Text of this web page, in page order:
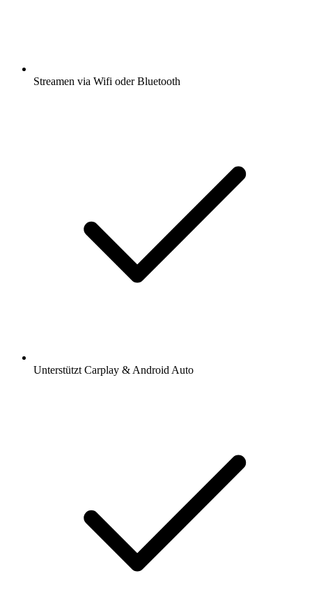
Streamen via Wifi oder Bluetooth
Unterstützt Carplay & Android Auto